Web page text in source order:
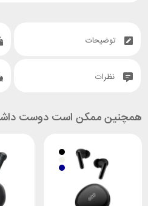
توضیحات
نظرات
همچنین ممکن است دوست